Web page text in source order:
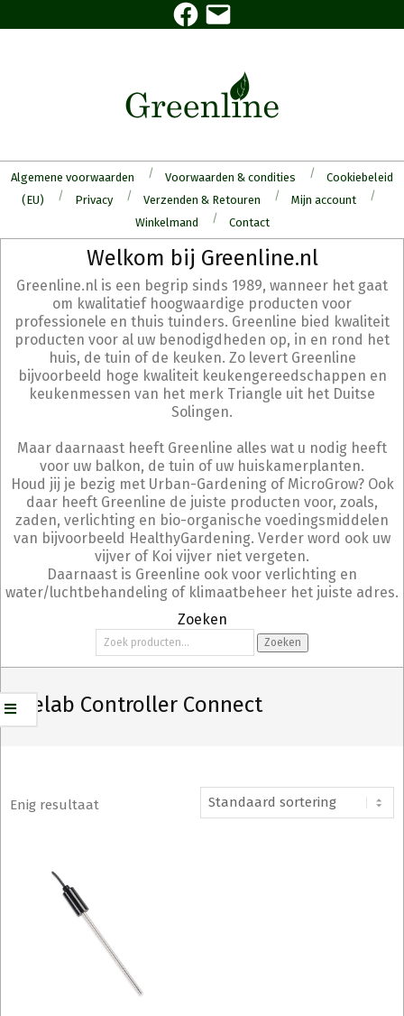
to
Facebook
E-
mail
Algemene voorwaarden Voorwaarden & condities
Cookiebeleid
(EU)
Privacy Verzenden & Retouren
Mijn account
Winkelmand
Contact
Menu
Welkom bij Greenline.nl
Greenline.nl is een begrip sinds 1989, wanneer het gaat
om kwalitatief hoogwaardige producten voor
professionele en thuis tuinders. Greenline bied kwaliteit
producten voor al uw benodigdheden op, in en rond het
huis, de tuin of de keuken. Zo levert Greenline
bijvoorbeeld hoge kwaliteit keukengereedschappen en
keukenmessen van het merk Triangle uit het Duitse
Solingen.
Maar daarnaast heeft Greenline alles wat u nodig heeft
voor uw balkon, de tuin of uw huiskamerplanten.
Houd jij je bezig met Urban-Gardening of MicroGrow? Ook
daar heeft Greenline de juiste producten voor, zoals,
zaden, verlichting en bio-organische voedingsmiddelen
van bijvoorbeeld HealthyGardening. Verder word ook uw
vijver of Koi vijver niet vergeten.
Daarnaast is Greenline ook voor verlichting en
water/luchtbehandeling of klimaatbeheer het juiste adres.
Zoeken
Zoeken
naar:
Zoeken
Bluelab Controller Connect
Enig resultaat